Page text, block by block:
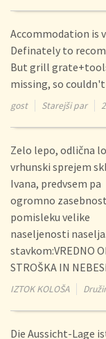
Accommodation is
Definately to
But grill
missing, so
gost Starejši par
Zelo lepo, odlična
vrhunski sprejem
Ivana, predvsem pa
ogromno
pomisleku velike
naseljenosti
stavkom:VREDNO
STROŠKA IN
IZTOK KOLOŠA
Die Aussicht-Lage